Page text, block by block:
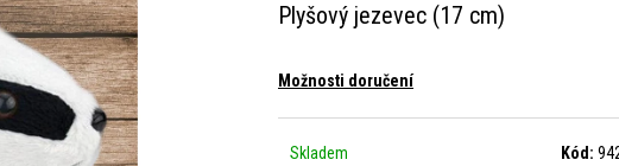
Plyšový jezevec (17 cm)
Možnosti doručení
Skladem Kód:
Doporučujeme